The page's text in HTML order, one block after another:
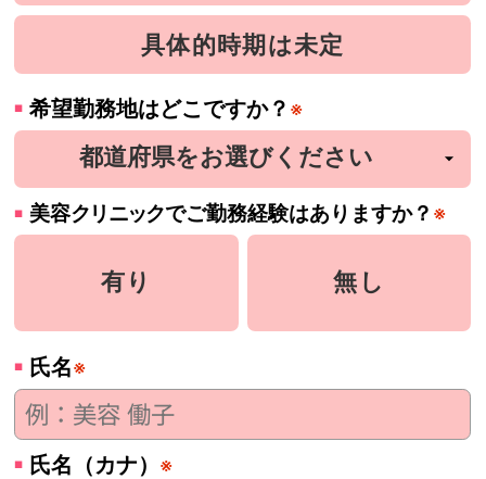
具体的時期は未定
希望勤務地はどこですか？ ※
美容クリニックでご勤務経験はありますか？ ※
有り 無し
氏名※
氏名（カナ） ※